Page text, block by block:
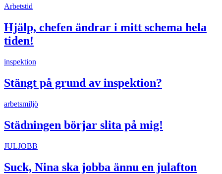
Arbetstid
Hjälp, chefen ändrar i mitt schema hela
tiden!
inspektion
Stängt på grund av inspektion?
arbetsmiljö
Städningen börjar slita på mig!
JULJOBB
Suck, Nina ska jobba ännu en julafton